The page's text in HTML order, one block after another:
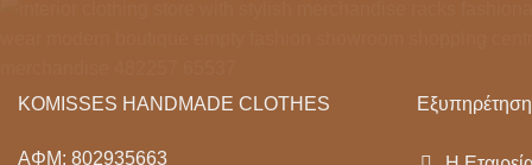
KOMISSES HANDMADE CLOTHES
ΑΦΜ: 802935663